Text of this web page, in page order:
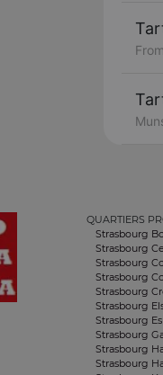
QUARTIERS
Strasbourg
Strasbourg
Strasbourg
Strasbourg
Strasbourg
Strasbourg
Strasbourg
Strasbourg
Strasbourg
Strasbourg